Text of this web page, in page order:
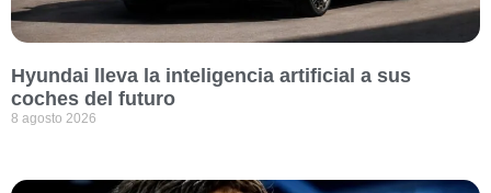
Hyundai lleva la inteligencia artificial a sus
coches del futuro
8 agosto 2026